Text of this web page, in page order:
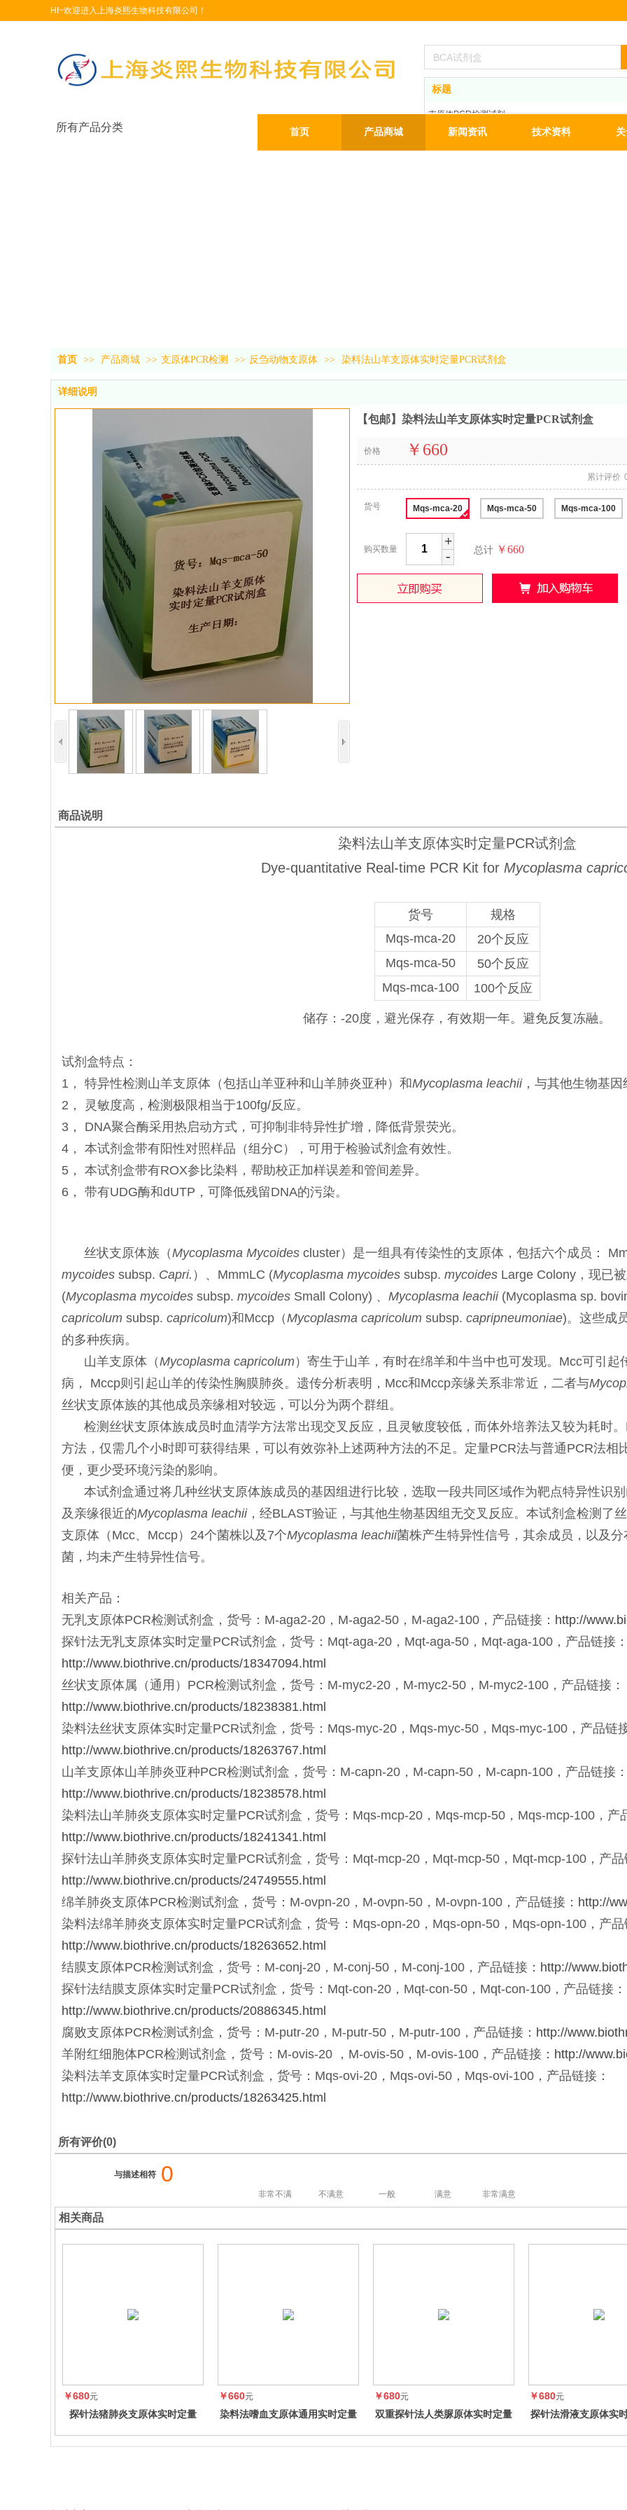
标题
支原体PCR检测试剂
BCA蛋白定量试剂盒
所有产品分类 首页 产品商城 新闻资讯 技术资料
HI~欢迎进入上海炎熙生物科技有限公司！
首页 >> 产品商城 >> 支原体PCR检测 >> 反刍动物支原体 >> 染料法山羊支原体实时定量PCR试剂盒
详细说明
【包邮】染料法山羊支原体实时定量PCR试剂盒
价格 ￥660
累计评价
货号 Mqs-mca-20 Mqs-mca-50 Mqs-mca-100
购买数量 -
+
总计 ￥660
商品说明
染料法山羊支原体实时定量PCR试剂盒
Dye-quantitative Real-time PCR Kit for Mycoplasma
货号
规格
Mqs-mca-20
20个反应
Mqs-mca-50
50个反应
Mqs-mca-100
100个反应
储存：-20度，避光保存，有效期一年。避免反复冻融。
试剂盒特点：
1， 特异性检测山羊支原体（包括山羊亚种和山羊肺炎亚种）和Mycoplasma leachii，与其他生物基
2， 灵敏度高，检测极限相当于100fg/反应。
3， DNA聚合酶采用热启动方式，可抑制非特异性扩增，降低背景荧光。
4， 本试剂盒带有阳性对照样品（组分C），可用于检验试剂盒有效性。
5， 本试剂盒带有ROX参比染料，帮助校正加样误差和管间差异。
6， 带有UDG酶和dUTP，可降低残留DNA的污染。
丝状支原体族（Mycoplasma Mycoides cluster）是一组具有传染性的支原体，包括六个成员：
mycoides subsp. Capri. ）、MmmLC (Mycoplasma mycoides subsp. mycoides Large Colony，现已
(Mycoplasma mycoides subsp. mycoides Small Colony) 、 Mycoplasma leachii(Mycoplasma sp.
capricolum subsp. capricolum)和Mccp（Mycoplasma capricolum subsp. capripneumoniae)。这些成
的多种疾病。
山羊支原体（Mycoplasma capricolum ）寄生于山羊，有时在绵羊和牛当中也可发现。Mcc可引
病， Mccp则引起山羊的传染性胸膜肺炎。遗传分析表明，Mcc和Mccp亲缘关系非常近，二者与
丝状支原体族的其他成员亲缘相对较远，可以分为两个群组。
检测丝状支原体族成员时血清学方法常出现交叉反应，且灵敏度较低，而体外培养法又较为耗时
方法，仅需几个小时即可获得结果，可以有效弥补上述两种方法的不足。定量PCR法与普通PCR法相
便，更少受环境污染的影响。
本试剂盒通过将几种丝状支原体族成员的基因组进行比较，选取一段共同区域作为靶点特异性识
及亲缘很近的Mycoplasma leachii，经BLAST验证，与其他生物基因组无交叉反应。本试剂盒检测了
支原体（Mcc、Mccp）24个菌株以及7个Mycoplasma leachii菌株产生特异性信号，其余成员，以及
菌，均未产生特异性信号。
相关产品：
无乳支原体PCR检测试剂盒，货号：M-aga2-20，M-aga2-50，M-aga2-100，产品链接： http://
探针法无乳支原体实时定量PCR试剂盒，货号：Mqt-aga-20，Mqt-aga-50，Mqt-aga-100，产品链接
http://www.biothrive.cn/products/18347094.html
丝状支原体属（通用）PCR检测试剂盒，货号：M-myc2-20，M-myc2-50，M-myc2-100，产品链接：
http://www.biothrive.cn/products/18238381.html
染料法丝状支原体实时定量PCR试剂盒，货号：Mqs-myc-20，Mqs-myc-50，Mqs-myc-100，产品链
http://www.biothrive.cn/products/18263767.html
山羊支原体山羊肺炎亚种PCR检测试剂盒，货号：M-capn-20，M-capn-50，M-capn-100，产品链接
http://www.biothrive.cn/products/18238578.html
染料法山羊肺炎支原体实时定量PCR试剂盒，货号：Mqs-mcp-20，Mqs-mcp-50，Mqs-mcp-100，产
http://www.biothrive.cn/products/18241341.html
探针法山羊肺炎支原体实时定量PCR试剂盒，货号：Mqt-mcp-20，Mqt-mcp-50，Mqt-mcp-100，产
http://www.biothrive.cn/products/24749555.html
绵羊肺炎支原体PCR检测试剂盒，货号：M-ovpn-20，M-ovpn-50，M-ovpn-100，产品链接： http://
染料法绵羊肺炎支原体实时定量PCR试剂盒，货号：Mqs-opn-20，Mqs-opn-50，Mqs-opn-100，产
http://www.biothrive.cn/products/18263652.html
结膜支原体PCR检测试剂盒，货号：M-conj-20，M-conj-50，M-conj-100，产品链接： http://
探针法结膜支原体实时定量PCR试剂盒，货号：Mqt-con-20，Mqt-con-50，Mqt-con-100，产品链接：
http://www.biothrive.cn/products/20886345.html
腐败支原体PCR检测试剂盒，货号：M-putr-20，M-putr-50，M-putr-100，产品链接： http://
羊附红细胞体PCR检测试剂盒，货号：M-ovis-20 ，M-ovis-50，M-ovis-100，产品链接： http://
染料法羊支原体实时定量PCR试剂盒，货号：Mqs-ovi-20，Mqs-ovi-50，Mqs-ovi-100，产品链接：
http://www.biothrive.cn/products/18263425.html
所有评价(0)
与描述相符 0
非常不满 不满意 一般 满意 非常满意
相关商品
￥680元
探针法猪肺炎支原体实时定量
￥660元
染料法嗜血支原体通用实时定量
￥680元
双重探针法人类脲原体实时定量
￥680元
探针法滑液支原体实